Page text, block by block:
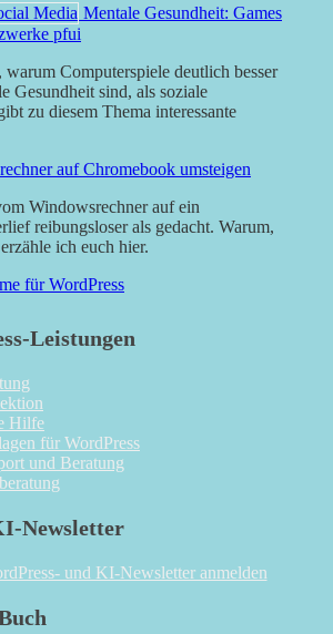
Mentale Gesundheit: Games
pfui
Computerspiele deutlich besser
Gesundheit sind, als soziale
zu diesem Thema interessante
auf Chromebook umsteigen
Windowsrechner auf ein
reibungsloser als gedacht. Warum,
ich euch hier.
Leistungen
Hilfe
für WordPress
und Beratung
Newsletter